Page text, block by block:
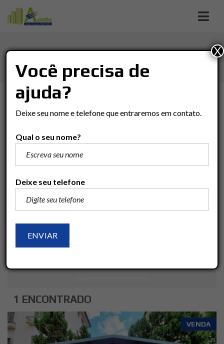
TIPO DE NEGÓCIO
TIPO DO IMÓVEL
BAIRRO
1 ENCONTRADO
VENDA
Você precisa de
ajuda?
Deixe seu nome e telefone que entraremos em contato.
Qual o seu nome?
Deixe seu telefone
X